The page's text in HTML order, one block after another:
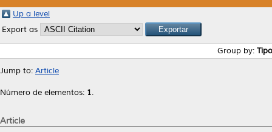
Up a level
Export as
Group by:
Jump to: Article
Número de elementos: 1.
Article